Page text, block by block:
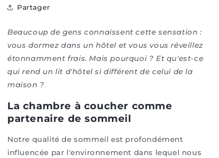
Partager
Beaucoup de gens connaissent cette sensation :
vous dormez dans un hôtel et vous vous réveillez
étonnamment frais. Mais pourquoi ? Et qu'est-ce
qui rend un lit d'hôtel si différent de celui de la
maison ?
La chambre à coucher comme
partenaire de sommeil
Notre qualité de sommeil est profondément
influencée par l'environnement dans lequel nous